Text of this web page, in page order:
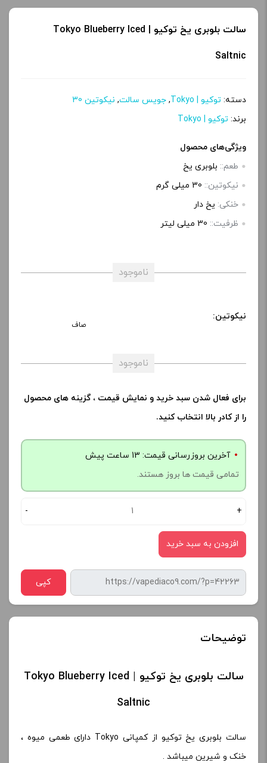
سالت بلوبری یخ توکیو | Tokyo Blueberry Iced
Saltnic
دسته: توکیو | Tokyo , جویس سالت, نیکوتین 30
برند: توکیو | Tokyo
ویژگی‌های محصول
طعم:: بلوبری یخ
نیکوتین:: 30 میلی گرم
خنکی: یخ دار
ظرفیت:: 30 میلی‌ لیتر
ناموجود
نیکوتین:
صاف
ناموجود
برای فعال شدن سبد خرید و نمایش قیمت ، گزینه های محصول
را از کادر بالا انتخاب کنید.
آخرین بروزرسانی قیمت: 13 ساعت پیش
تمامی قیمت ها بروز هستند.
- +
افزودن به سبد خرید
کپی
توضیحات
سالت بلوبری یخ توکیو | Tokyo Blueberry Iced
Saltnic
سالت بلوبری یخ توکیو از کمپانی Tokyo دارای طعمی میوه ،
خنک و شیرین میباشد .